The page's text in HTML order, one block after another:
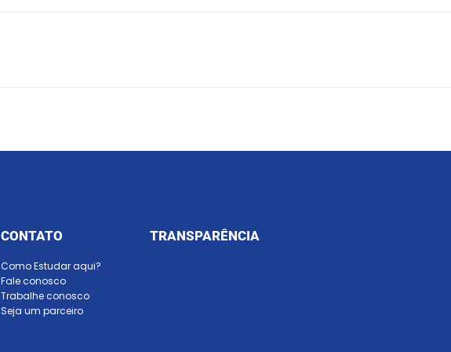
CONTATO
Como Estudar aqui?
Fale conosco
Trabalhe conosco
Seja um parceiro
TRANSPARÊNCIA